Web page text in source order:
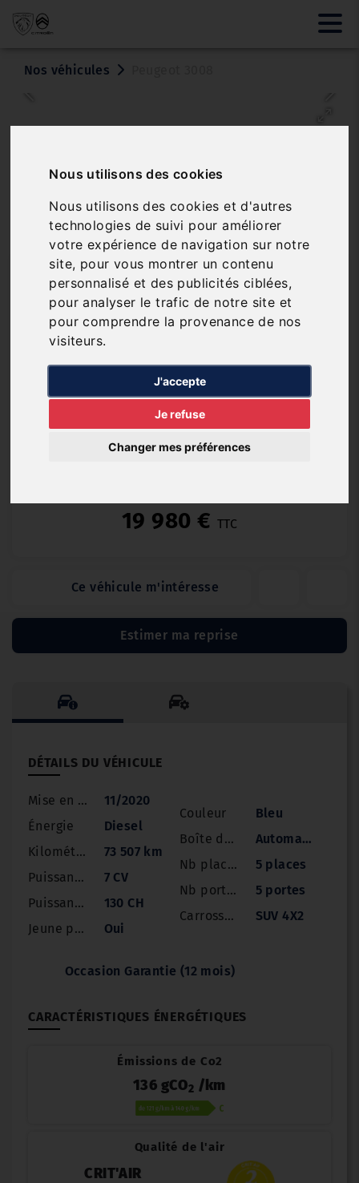
Nous utilisons des cookies
Nous utilisons des cookies et d'autres
technologies de suivi pour améliorer
votre expérience de navigation sur notre
site, pour vous montrer un contenu
personnalisé et des publicités ciblées,
pour analyser le trafic de notre site et
pour comprendre la provenance de nos
visiteurs.
J'accepte
Je refuse
Changer mes préférences
Nos véhicules
PEUGEOT 3008
BLUEHDI 130 EAT8 ALLURE
Réf. 260004
Diesel 73 507 km 11/2020 Automatique
Occasion Garantie (12 mois)
19 980 € TTC
Ce véhicule m'intéresse
Estimer ma reprise
DÉTAILS DU VÉHICULE
Mise en circulation
11/2020
Énergie
Diesel
Kilométrage
73 507 km
Puissance
7 CV
Puissance réelle
130 CH
Jeune permis
Oui
Couleur
Bleu
Boîte de vitesse
Automatique
Nb places
5 places
Nb portes
5 portes
Carrosserie
SUV 4X2
Occasion Garantie (12 mois)
CARACTÉRISTIQUES ÉNERGÉTIQUES
Émissions de Co2
136 gCO2 /km
Qualité de l'air
CRIT'AIR